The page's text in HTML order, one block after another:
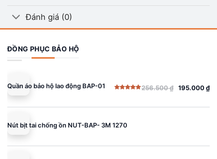
Đánh giá (0)
ĐỒNG PHỤC BẢO HỘ
Quần áo bảo hộ lao động BAP-01
5 sao
256.500₫
Giá
là:
195.000₫
Giá
tại
195.000 ₫.
Nút bịt tai chống ồn NUT-BAP- 3M 1270